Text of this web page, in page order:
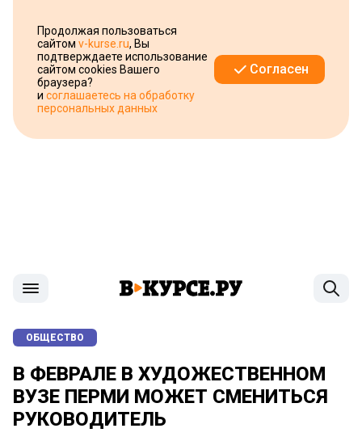
Продолжая пользоваться
сайтом v-kurse.ru, Вы
подтверждаете использование
сайтом cookies Вашего
браузера?
и соглашаетесь на обработку
персональных данных
Согласен
ОБЩЕСТВО
В ФЕВРАЛЕ В ХУДОЖЕСТВЕННОМ
ВУЗЕ ПЕРМИ МОЖЕТ СМЕНИТЬСЯ
РУКОВОДИТЕЛЬ